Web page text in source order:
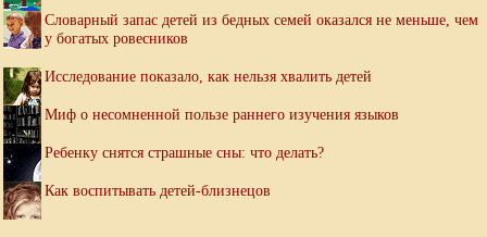
Словарный запас детей из бедных семей оказался не меньше, чем
у богатых ровесников
Исследование показало, как нельзя хвалить детей
Миф о несомненной пользе раннего изучения языков
Ребенку снятся страшные сны: что делать?
Как воспитывать детей-близнецов